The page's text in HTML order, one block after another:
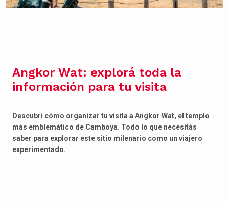
Angkor Wat: explorá toda la
información para tu visita
Descubrí cómo organizar tu visita a Angkor Wat, el templo
más emblemático de Camboya. Todo lo que necesitás
saber para explorar este sitio milenario como un viajero
experimentado.